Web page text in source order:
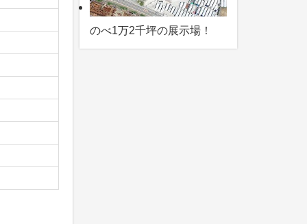
のべ1万2千坪の展示場！